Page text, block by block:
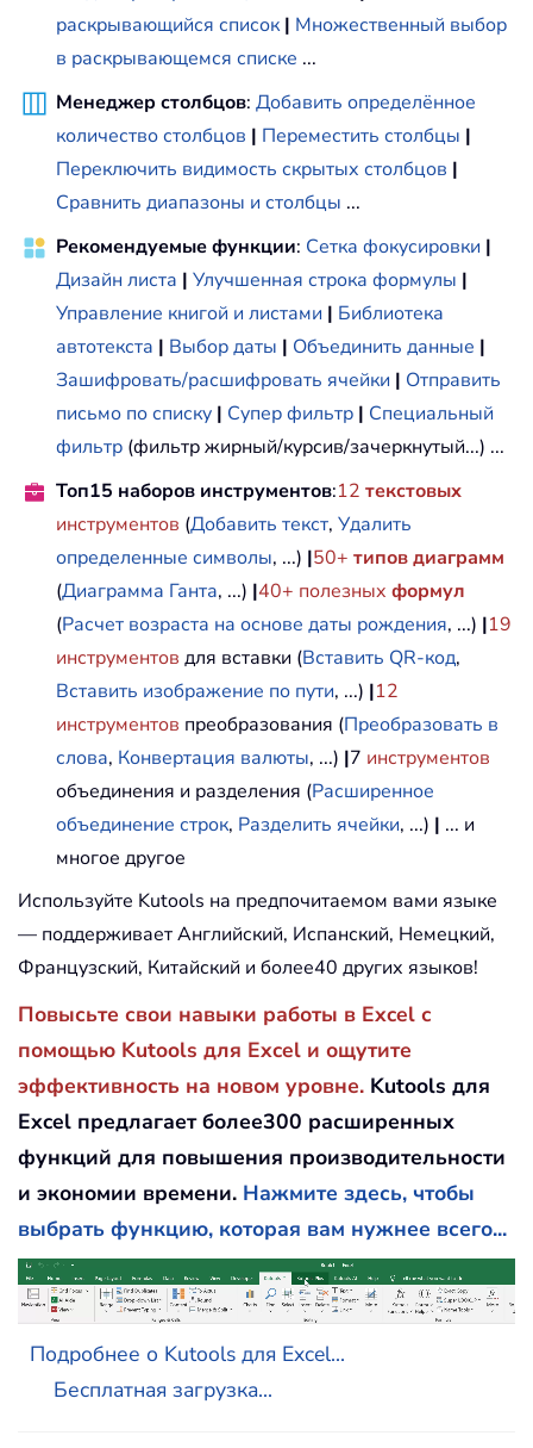
раскрывающийся список | Множественный выбор
в раскрывающемся списке ...
Менеджер столбцов: Добавить определённое
количество столбцов | Переместить столбцы |
Переключить видимость скрытых столбцов |
Сравнить диапазоны и столбцы ...
Рекомендуемые функции: Сетка фокусировки |
Дизайн листа | Улучшенная строка формулы |
Управление книгой и листами | Библиотека
автотекста | Выбор даты | Объединить данные |
Зашифровать/расшифровать ячейки | Отправить
письмо по списку | Супер фильтр | Специальный
фильтр (фильтр жирный/курсив/зачеркнутый...) ...
Топ15 наборов инструментов:12 текстовых
инструментов (Добавить текст, Удалить
определенные символы, ...) |50+ типов диаграмм
(Диаграмма Ганта, ...) |40+ полезных формул
(Расчет возраста на основе даты рождения, ...) |19
инструментов для вставки (Вставить QR-код,
Вставить изображение по пути, ...) |12
инструментов преобразования (Преобразовать в
слова, Конвертация валюты, ...) |7 инструментов
объединения и разделения (Расширенное
объединение строк, Разделить ячейки, ...) | ... и
многое другое
Используйте Kutools на предпочитаемом вами языке
— поддерживает Английский, Испанский, Немецкий,
Французский, Китайский и более40 других языков!
Повысьте свои навыки работы в Excel с
помощью Kutools для Excel и ощутите
эффективность на новом уровне. Kutools для
Excel предлагает более300 расширенных
функций для повышения производительности
и экономии времени. Нажмите здесь, чтобы
выбрать функцию, которая вам нужнее всего...
Подробнее о Kutools для Excel...
Бесплатная загрузка...